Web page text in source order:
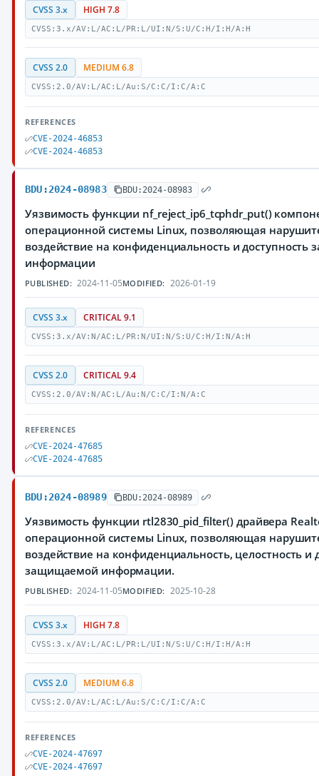
CVSS 3.x HIGH 7.8
CVSS:3.x/AV:L/AC:L/PR:L/UI:N/S:U/C:H/I:H/A:H
CVSS 2.0 MEDIUM 6.8
CVSS:2.0/AV:L/AC:L/Au:S/C:C/I:C/A:C
REFERENCES
CVE-2024-46853
CVE-2024-46853
BDU:2024-08983 BDU:2024-08983
Уязвимость функции nf_reject_ip6_tcphdr_put()
операционной системы Linux, позволяющая
воздействие на конфиденциальность и
информации
PUBLISHED: 2024-11-05MODIFIED: 2026-01-19
CVSS 3.x CRITICAL 9.1
CVSS:3.x/AV:N/AC:L/PR:N/UI:N/S:U/C:H/I:N/A:H
CVSS 2.0 CRITICAL 9.4
CVSS:2.0/AV:N/AC:L/Au:N/C:C/I:N/A:C
REFERENCES
CVE-2024-47685
CVE-2024-47685
BDU:2024-08989 BDU:2024-08989
Уязвимость функции rtl2830_pid_filter() драйвера
операционной системы Linux, позволяющая
воздействие на конфиденциальность, целостность и
защищаемой информации.
PUBLISHED: 2024-11-05MODIFIED: 2025-10-28
CVSS 3.x HIGH 7.8
CVSS:3.x/AV:L/AC:L/PR:L/UI:N/S:U/C:H/I:H/A:H
CVSS 2.0 MEDIUM 6.8
CVSS:2.0/AV:L/AC:L/Au:S/C:C/I:C/A:C
REFERENCES
CVE-2024-47697
CVE-2024-47697